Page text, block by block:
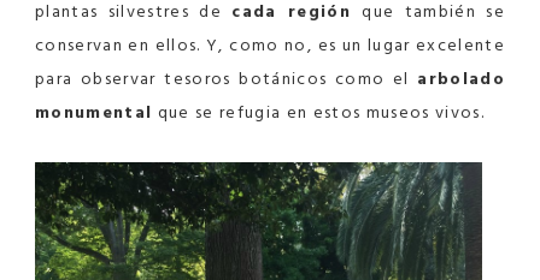
plantas silvestres de cada regiónque también se
conservan en ellos. Y, como no, es un lugar excelente
para observar tesoros botánicos como el arbolado
monumental que se refugia en estos museos vivos.